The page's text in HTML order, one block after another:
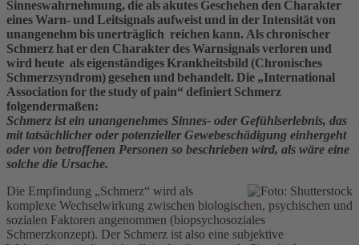
Sinneswahrnehmung, die als akutes Geschehen den Charakter
eines Warn- und Leitsignals aufweist und in der Intensität von
unangenehm bis unerträglich reichen kann. Als chronischer
Schmerz hat er den Charakter des Warnsignals verloren und
wird heute als eigenständiges Krankheitsbild (Chronisches
Schmerzsyndrom) gesehen und behandelt. Die „International
Association for the study of pain“ definiert Schmerz
folgendermaßen:
Schmerz ist ein unangenehmes Sinnes- oder Gefühlserlebnis, das
mit tatsächlicher oder potenzieller Gewebeschädigung einhergeht
oder von betroffenen Personen so beschrieben wird, als wäre eine
solche die Ursache.
Die Empfindung „Schmerz“ wird als
komplexe Wechselwirkung zwischen biologischen, psychischen und
sozialen Faktoren angenommen (biopsychosoziales
Schmerzkonzept). Der Schmerz ist also eine subjektive